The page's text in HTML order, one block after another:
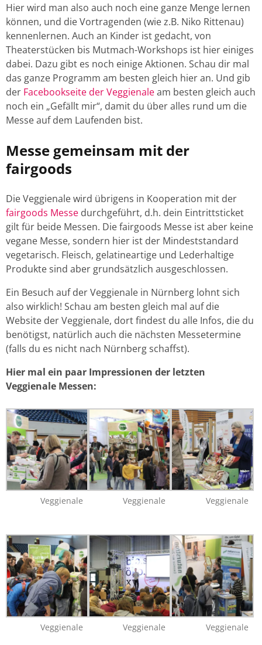
Hier wird man also auch noch eine ganze Menge lernen
können, und die Vortragenden (wie z.B. Niko Rittenau)
kennenlernen. Auch an Kinder ist gedacht, von
Theaterstücken bis Mutmach-Workshops ist hier einiges
dabei. Dazu gibt es noch einige Aktionen. Schau dir mal
das ganze Programm am besten gleich hier an. Und gib
der Facebookseite der Veggienaleam besten gleich auch
noch ein „Gefällt mir“, damit du über alles rund um die
Messe auf dem Laufenden bist.
Messe gemeinsam mit der
fairgoods
Die Veggienale wird übrigens in Kooperation mit der
fairgoods Messe durchgeführt, d.h. dein Eintrittsticket
gilt für beide Messen. Die fairgoods Messe ist aber keine
vegane Messe, sondern hier ist der Mindeststandard
vegetarisch. Fleisch, gelatineartige und Lederhaltige
Produkte sind aber grundsätzlich ausgeschlossen.
Ein Besuch auf der Veggienale in Nürnberg lohnt sich
also wirklich! Schau am besten gleich mal auf die
Website der Veggienale, dort findest du alle Infos, die du
benötigst, natürlich auch die nächsten Messetermine
(falls du es nicht nach Nürnberg schaffst).
Hier mal ein paar Impressionen der letzten
Veggienale Messen:
Veggienale Veggienale Veggienale
Veggienale Veggienale Veggienale